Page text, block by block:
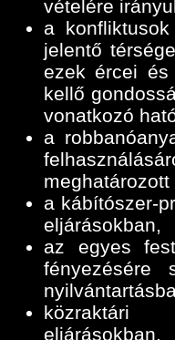
vételére
a
jelentő
ezek ércei és
kellő
vonatkozó
a
a kábítószer-
eljárásokban,
az egyes
fényezésére
közraktári
eljárásokban.